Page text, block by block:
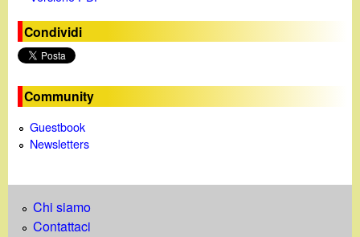
Condividi
Community
Guestbook
Newsletters
Chi siamo
Contattaci